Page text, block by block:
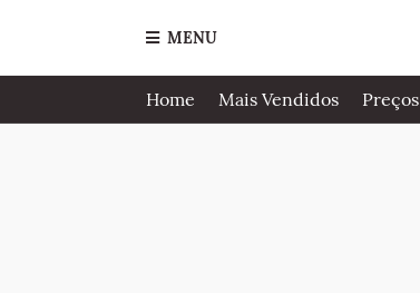
MENU
Home Mais Vendidos Preços